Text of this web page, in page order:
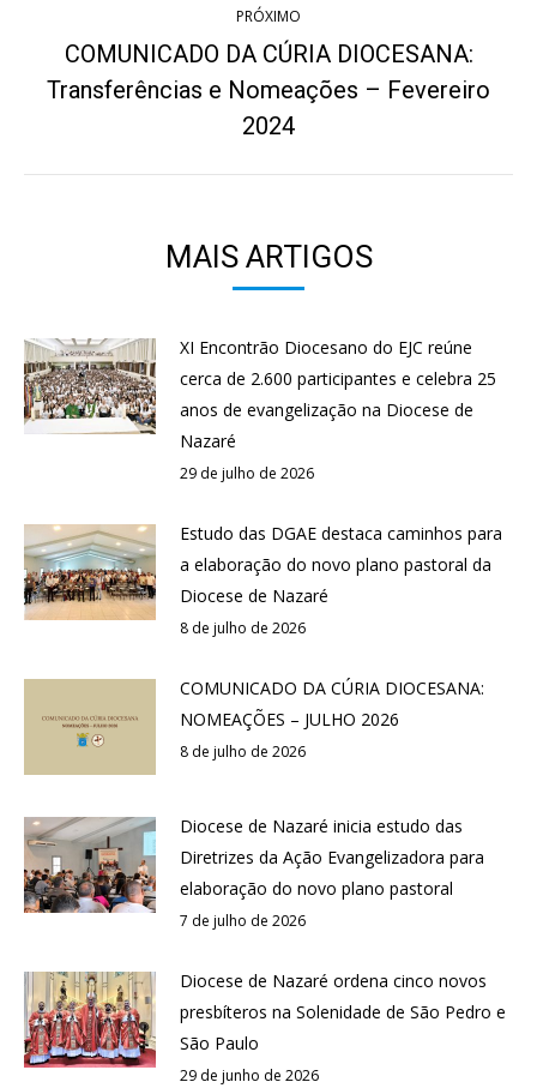
PRÓXIMO
Próximo
post:
COMUNICADO DA CÚRIA DIOCESANA:
Transferências e Nomeações – Fevereiro
2024
MAIS ARTIGOS
XI Encontrão Diocesano do EJC reúne
cerca de 2.600 participantes e celebra 25
anos de evangelização na Diocese de
Nazaré
29 de julho de 2026
Estudo das DGAE destaca caminhos para
a elaboração do novo plano pastoral da
Diocese de Nazaré
8 de julho de 2026
COMUNICADO DA CÚRIA DIOCESANA:
NOMEAÇÕES – JULHO 2026
8 de julho de 2026
Diocese de Nazaré inicia estudo das
Diretrizes da Ação Evangelizadora para
elaboração do novo plano pastoral
7 de julho de 2026
Diocese de Nazaré ordena cinco novos
presbíteros na Solenidade de São Pedro e
São Paulo
29 de junho de 2026